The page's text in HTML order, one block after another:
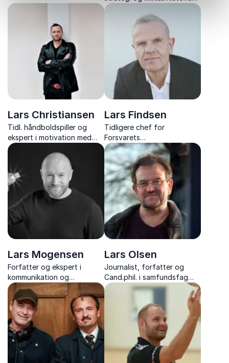
adfærd og fællesskab.
med +20 års erfaring, der
gør geopolitik, militær
udvikling og hybridkrig
håndgribeligt.
Lars Christiansen
Tidl. håndboldspiller og
ekspert i motivation med
foredrag om motivation,
samarbejde og livets sejre
og nedture.
Lars Findsen
Tidligere chef for
Forsvarets
Efterretningstjeneste og
PET med en enestående
indsigt i magtens maskinrum,
Danmarks sikkerhed og egne
personlige erfaringer.
Lars Mogensen
Forfatter og ekspert i
kommunikation og
konflikthåndtering som med
nærvær og konkrete
værktøjer guider mennesker
og teams gennem konflikter
mod konstruktiv udvikling
Lars Olsen
Journalist, forfatter og
Cand.phil. i samfundsfag
med foredrag om
klassesamfund, politik og
social mobilitet.